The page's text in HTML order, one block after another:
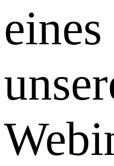
eines